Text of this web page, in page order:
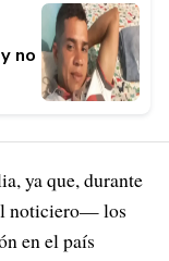
no
ya que, durante
noticiero— los
en el país